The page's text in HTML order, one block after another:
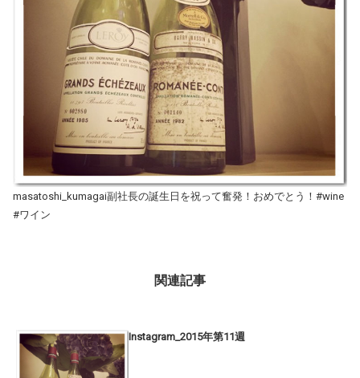
masatoshi_kumagai副社長の誕生日を祝って奮発！おめでとう！#wine
#ワイン
関連記事
Instagram_2015年第11週